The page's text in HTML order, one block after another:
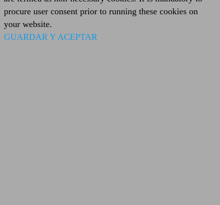
procure user consent prior to running these cookies on
your website.
GUARDAR Y ACEPTAR